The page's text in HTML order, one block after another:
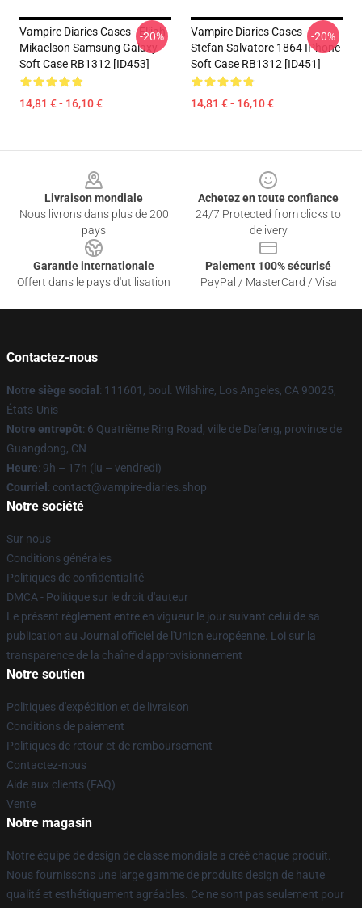
Vampire Diaries Cases - Elijah
Mikaelson Samsung Galaxy
Soft Case RB1312 [ID453]
14,81 € - 16,10 €
-20%
Vampire Diaries Cases -
Stefan Salvatore 1864 IPhone
Soft Case RB1312 [ID451]
14,81 € - 16,10 €
-20%
Livraison mondiale
Nous livrons dans plus de 200
pays
Achetez en toute confiance
24/7 Protected from clicks to
delivery
Garantie internationale
Offert dans le pays d'utilisation
Paiement 100% sécurisé
PayPal / MasterCard / Visa
Contactez-nous
Notre siège social : 111601, boul. Wilshire, Los Angeles, CA 90025,
États-Unis
Notre entrepôt: 6 Quatrième Ring Road, ville de Dafeng, province de
Guangdong, CN
Heure: 9h – 17h (lu – vendredi)
Courriel : contact@vampire-diaries.shop
Notre société
Sur nous
Conditions générales
Politiques de confidentialité
DMCA - Politique sur le droit d'auteur
Le présent règlement entre en vigueur le jour suivant celui de sa
publication au Journal officiel de l'Union européenne. Loi sur la
transparence de la chaîne d'approvisionnement
Notre soutien
Politiques d'expédition et de livraison
Conditions de paiement
Politiques de retour et de remboursement
Contactez-nous
Aide aux clients (FAQ)
Vente
Notre magasin
Notre équipe de design de classe mondiale a créé chaque produit.
Nous fournissons une large gamme de produits design de haute
qualité et esthétiquement agréables. Ce ne sont pas seulement pour